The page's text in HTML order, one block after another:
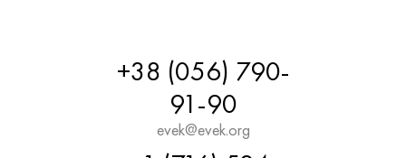
+38 (056) 790-
91-90
evek@evek.org